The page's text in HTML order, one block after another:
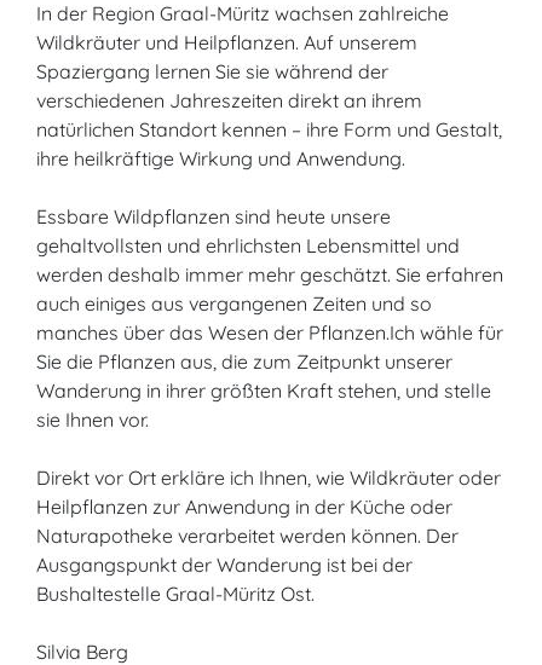
In der Region Graal-Müritz wachsen zahlreiche
Wildkräuter und Heilpflanzen. Auf unserem
Spaziergang lernen Sie sie während der
verschiedenen Jahreszeiten direkt an ihrem
natürlichen Standort kennen – ihre Form und Gestalt,
ihre heilkräftige Wirkung und Anwendung.
Essbare Wildpflanzen sind heute unsere
gehaltvollsten und ehrlichsten Lebensmittel und
werden deshalb immer mehr geschätzt. Sie erfahren
auch einiges aus vergangenen Zeiten und so
manches über das Wesen der Pflanzen.Ich wähle für
Sie die Pflanzen aus, die zum Zeitpunkt unserer
Wanderung in ihrer größten Kraft stehen, und stelle
sie Ihnen vor.
Direkt vor Ort erkläre ich Ihnen, wie Wildkräuter oder
Heilpflanzen zur Anwendung in der Küche oder
Naturapotheke verarbeitet werden können. Der
Ausgangspunkt der Wanderung ist bei der
Bushaltestelle Graal-Müritz Ost.
Silvia Berg